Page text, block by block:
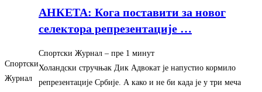
Спортски
Журнал
АНКЕТА: Кога поставити за новог
селектора репрезентације …
Спортски Журнал – ‎пре 1 минут‎
Холандски стручњак Дик Адвокат је напустио кормило
репрезентације Србије. А како и не би када је у три меча